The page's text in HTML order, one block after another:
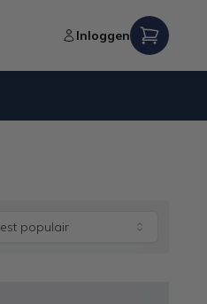
Inloggen
populair